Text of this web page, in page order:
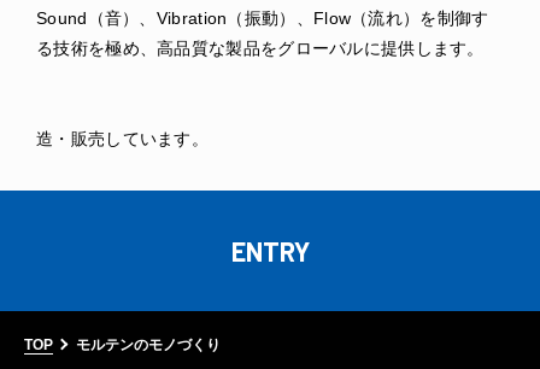
自然と建築を楽しむ心とエンジニアリングを通じて、100年
先まで誇れる製品を創ります。浮桟橋や養殖用フロートのマ
造・販売しています。
スポーツでしか感じられない本物の感情を引き出すために、
これ以上ない最適なプロダクトやこれ以上ない最適な環境を
Sound（音）、Vibration（振動）、Flow（流れ）を制御す
る技術を極め、高品質な製品をグローバルに提供します。
医療、福祉、健康分野の課題を、アカデミックに綿密な探究
をすることで、本当に必要とされる製品とサービスを世の中
自然と建築を楽しむ心とエンジニアリングを通じて、100年
先まで誇れる製品を創ります。浮桟橋や養殖用フロートのマ
造・販売しています。
スポーツでしか感じられない本物の感情を引き出すために、
これ以上ない最適なプロダクトやこれ以上ない最適な環境を
ENTRY
TOP モルテンのモノづくり